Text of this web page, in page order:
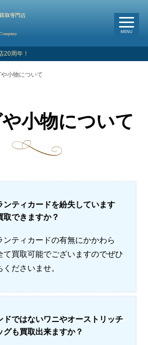
MENU
選べる買取・査定方法
クセス
お問い合わせ
20周年！
小物について
小物について
ンティカードを紛失しています
取できますか？
ンティカードの有無にかかわら
て買取可能でございますのでぜひ
くださいませ。
ドではないワニやオーストリッチ
グも買取出来ますか？